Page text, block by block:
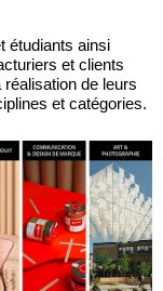
étudiants ainsi
et clients
de leurs
et catégories.